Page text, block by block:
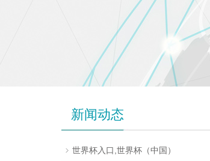
新闻动态
世界杯入口,世界杯（中国）